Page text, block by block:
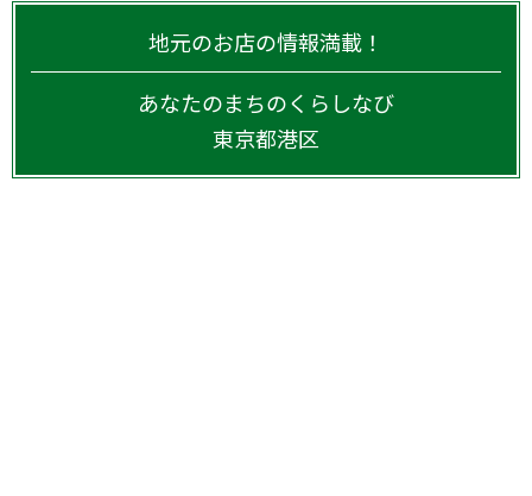
地元のお店の情報満載！
あなたのまちのくらしなび
東京都港区